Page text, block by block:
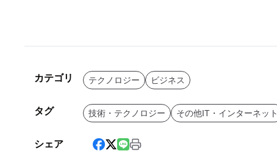
カテゴリ テクノロジー ビジネス
タグ 技術・テクノロジー その他IT・インターネット
シェア